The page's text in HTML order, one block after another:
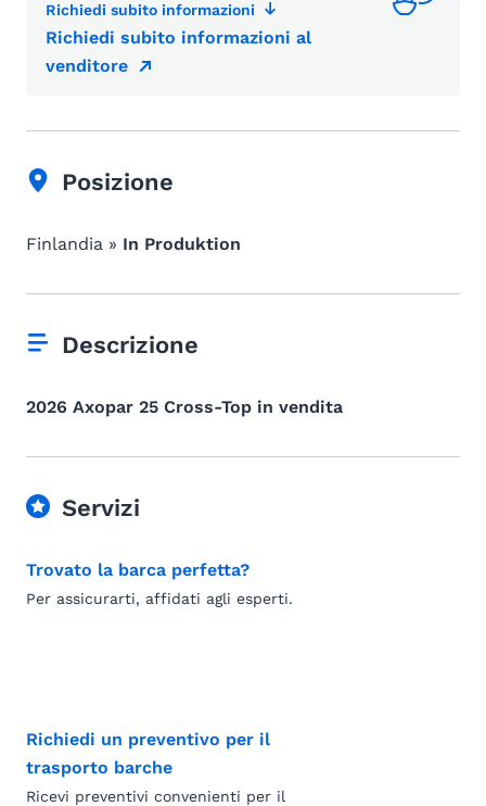
Richiedi subito informazioni
Richiedi subito informazioni al
venditore
Posizione
Finlandia » In Produktion
Descrizione
2026 Axopar 25 Cross-Top in vendita
Servizi
Trovato la barca perfetta?
Per assicurarti, affidati agli esperti.
Richiedi un preventivo per il
trasporto barche
Ricevi preventivi convenienti per il